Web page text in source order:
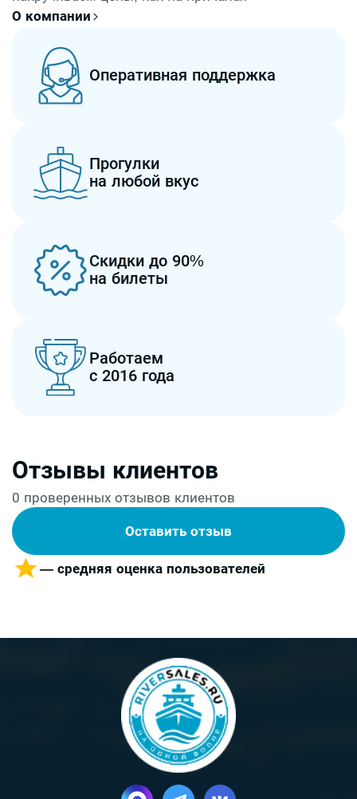
О компании
Оперативная поддержка
Прогулки
на любой вкус
Скидки до 90%
на билеты
Работаем
с 2016 года
Отзывы клиентов
0 проверенных отзывов клиентов
Оставить отзыв
— средняя оценка пользователей